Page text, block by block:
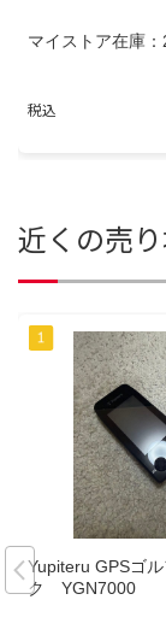
マイストア在庫：
税込
近くの売
Yupiteru GPSゴ
ク YGN7000